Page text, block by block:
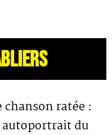
ratée :
autoportrait du